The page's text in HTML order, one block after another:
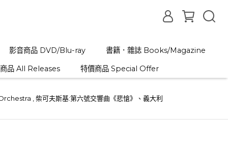
影音商品 DVD/Blu-ray
書籍．雜誌 Books/Magazine
品 All Releases
特價商品 Special Offer
, 柴可夫斯基:第六號交響曲《悲愴》、義大利